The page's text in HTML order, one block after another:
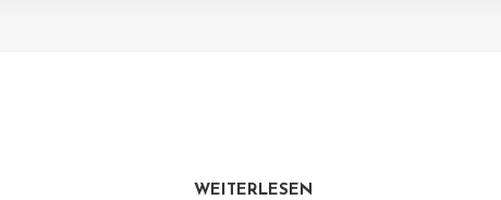
WEITERLESEN